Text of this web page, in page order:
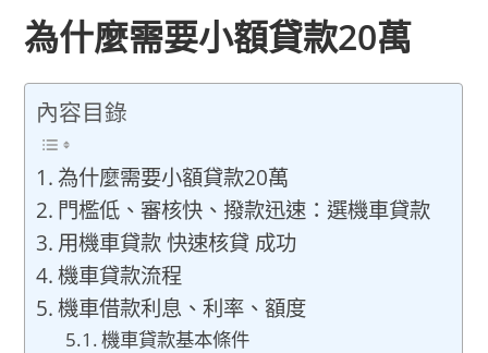
為什麼需要小額貸款20萬
內容目錄
為什麼需要小額貸款20萬
門檻低、審核快、撥款迅速：選機車貸款
用機車貸款 快速核貸 成功
機車貸款流程
機車借款利息、利率、額度
機車貸款基本條件